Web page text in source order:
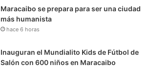
Maracaibo se prepara para ser una ciudad
más humanista
hace 6 horas
Inauguran el Mundialito Kids de Fútbol de
Salón con 600 niños en Maracaibo